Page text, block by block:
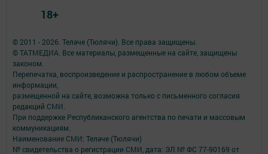
© 2011 - 2026. Теләче (Тюлячи). Все права защищены.
© ТАТМЕДИА. Все материалы, размещенные на сайте, защищены
законом.
Перепечатка, воспроизведение и распространение в любом объеме
информации,
размещенной на сайте, возможна только с письменного согласия
редакций СМИ.
При поддержке Республиканского агентства по печати и массовым
коммуникациям.
Наименование СМИ: Теләче (Тюлячи)
№ свидетельства о регистрации СМИ, дата: ЭЛ № ФС 77-90169 от
18+